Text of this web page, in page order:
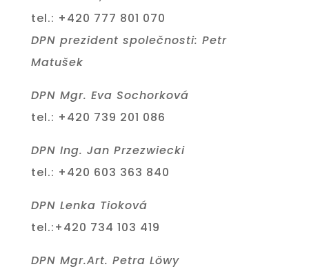
tel.: +420 777 801 070
DPN prezident společnosti: Petr
Matušek
DPN Mgr. Eva Sochorková
tel.: +420 739 201 086
DPN Ing. Jan Przezwiecki
tel.: +420 603 363 840
DPN Lenka Tioková
tel.:+420 734 103 419
DPN Mgr.Art. Petra Löwy